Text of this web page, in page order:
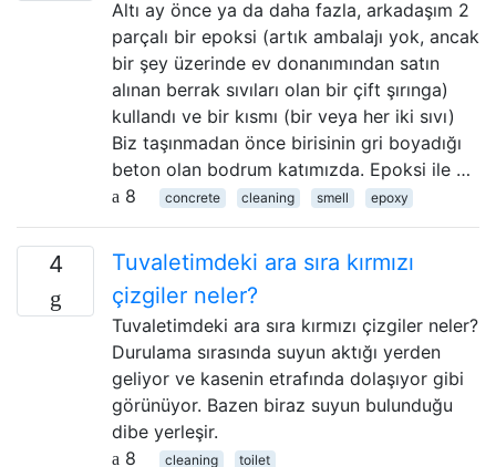
Altı ay önce ya da daha fazla, arkadaşım 2
parçalı bir epoksi (artık ambalajı yok, ancak
bir şey üzerinde ev donanımından satın
alınan berrak sıvıları olan bir çift şırınga)
kullandı ve bir kısmı (bir veya her iki sıvı)
Biz taşınmadan önce birisinin gri boyadığı
beton olan bodrum katımızda. Epoksi ile …
8
concrete cleaning smell epoxy
4
Tuvaletimdeki ara sıra kırmızı
çizgiler neler?
Tuvaletimdeki ara sıra kırmızı çizgiler neler?
Durulama sırasında suyun aktığı yerden
geliyor ve kasenin etrafında dolaşıyor gibi
görünüyor. Bazen biraz suyun bulunduğu
dibe yerleşir.
8
cleaning toilet